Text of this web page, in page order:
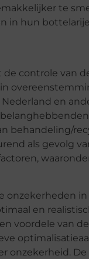
te
in hun
controle van
en
behandeling/
als gevolg
en
voordele van
onzekerheid.